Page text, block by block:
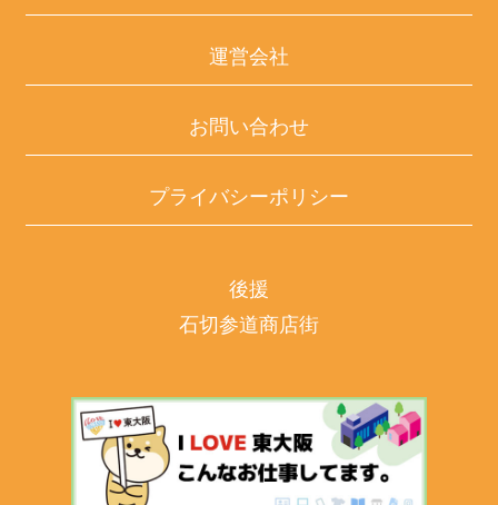
運営会社
お問い合わせ
プライバシーポリシー
後援
石切参道商店街